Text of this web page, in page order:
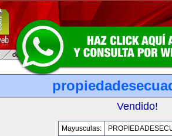
Vendido!
Mayusculas: